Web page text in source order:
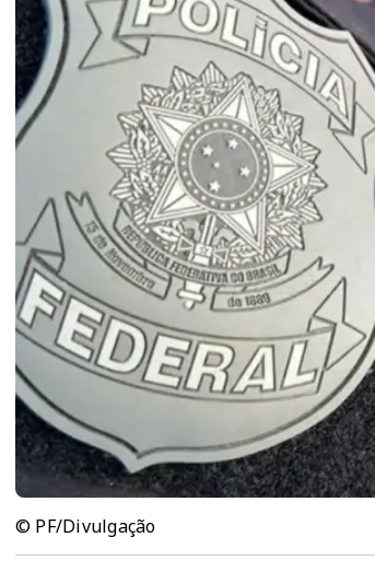
© PF/Divulgação